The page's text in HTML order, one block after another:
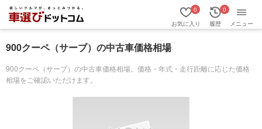
お気に入り
0
履歴
0
メニュー
900クーペ（サーブ）の中古車価格相場
900クーペ（サーブ）の中古車価格相場。価格・年式・走行距離に応じた価格
相場をご確認いただけます。